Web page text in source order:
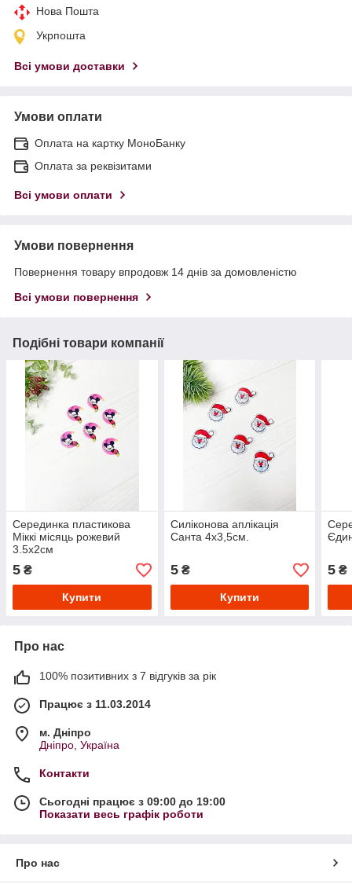
Нова Пошта
Укрпошта
Всі умови доставки
Умови оплати
Оплата на картку МоноБанку
Оплата за реквізитами
Всі умови оплати
Умови повернення
Повернення товару впродовж 14 днів за домовленістю
Всі умови повернення
Подібні товари компанії
Серединка пластикова
Міккі місяць рожевий
3.5х2см
5 ₴
Купити
Силіконова аплікація
Санта 4х3,5см.
5₴
Купити
5 ₴
Про нас
100% позитивних з 7 відгуків за рік
Працює з 11.03.2014
м. Дніпро
Дніпро, Україна
Контакти
Сьогодні працює з 09:00 до 19:00
Показати весь графік роботи
Про нас